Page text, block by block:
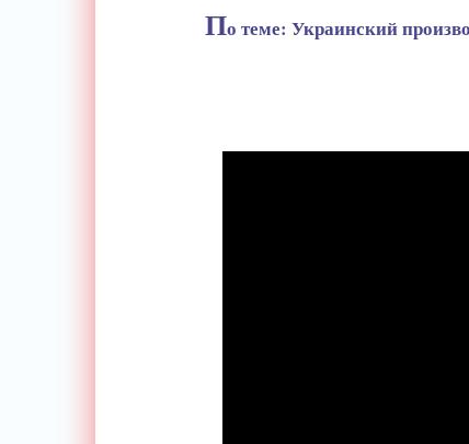
По теме: Украинский